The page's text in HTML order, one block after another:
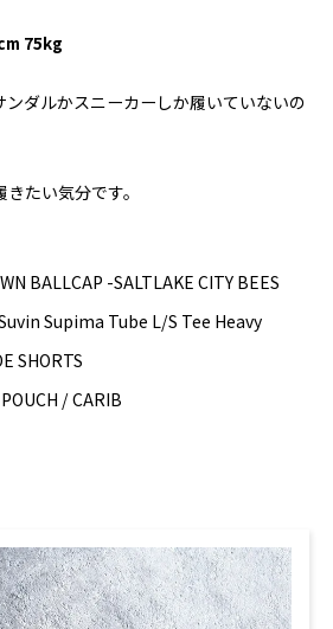
75kg
ンダルかスニーカーしか履いていないの
たい気分です。
BALLCAP -SALTLAKE CITY BEES
Supima Tube L/S Tee Heavy
SHORTS
/ CARIB